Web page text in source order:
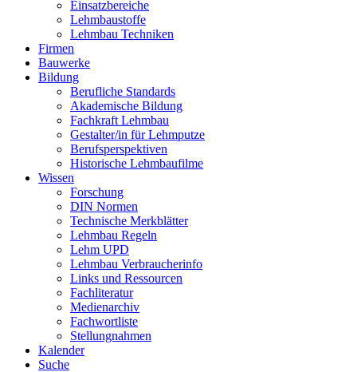
Einsatzbereiche
Lehmbaustoffe
Lehmbau Techniken
Firmen
Bauwerke
Bildung
Berufliche Standards
Akademische Bildung
Fachkraft Lehmbau
Gestalter/in für Lehmputze
Berufsperspektiven
Historische Lehmbaufilme
Wissen
Forschung
DIN Normen
Technische Merkblätter
Lehmbau Regeln
Lehm UPD
Lehmbau Verbraucherinfo
Links und Ressourcen
Fachliteratur
Medienarchiv
Fachwortliste
Stellungnahmen
Kalender
Suche